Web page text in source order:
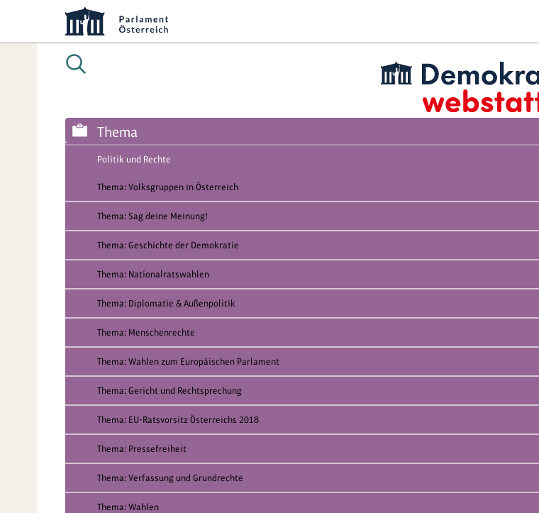
Thema
Politik und Rechte
Thema: Volksgruppen in Österreich
Thema: Sag deine Meinung!
Thema: Geschichte der Demokratie
Thema: Nationalratswahlen
Thema: Diplomatie & Außenpolitik
Thema: Menschenrechte
Thema: Wahlen zum Europäischen Parlament
Thema: Gericht und Rechtsprechung
Thema: EU-Ratsvorsitz Österreichs 2018
Thema: Pressefreiheit
Thema: Verfassung und Grundrechte
Thema: Wahlen